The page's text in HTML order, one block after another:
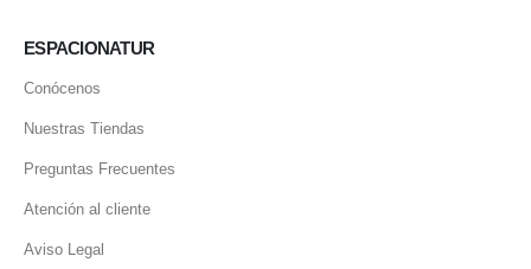
ESPACIONATUR
Conócenos
Nuestras Tiendas
Preguntas Frecuentes
Atención al cliente
Aviso Legal